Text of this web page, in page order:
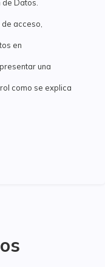
Datos.
acceso,
en
una
como se explica